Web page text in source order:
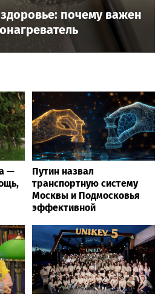
почему важен
—
Путин назвал
транспортную систему
Москвы и Подмосковья
эффективной